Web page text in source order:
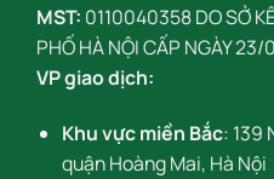
MST: 0110040358 DO SỞ
PHỐ HÀ NỘI CẤP NGÀY
VP giao dịch:
Khu vực miền Bắc: 139
quận Hoàng Mai, Hà Nội